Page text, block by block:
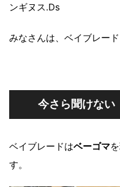
ンギヌス.Ds
みなさんは、ベイブレー
今さら聞けない
ベイブレードはベーゴマ
す。